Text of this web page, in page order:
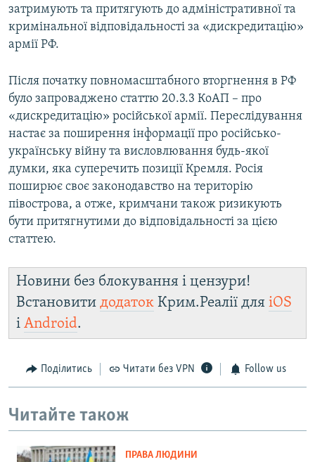
затримують та притягують до адміністративної та
кримінальної відповідальності за «дискредитацію»
армії РФ.
Після початку повномасштабного вторгнення в РФ
було запроваджено статтю 20.3.3 КоАП – про
«дискредитацію» російської армії. Переслідування
настає за поширення інформації про російсько-
українську війну та висловлювання будь-якої
думки, яка суперечить позиції Кремля. Росія
поширює своє законодавство на територію
півострова, а отже, кримчани також ризикують
бути притягнутими до відповідальності за цією
статтею.
Новини без блокування і цензури!
Встановити додаток Крим.Реалії для iOS
і Android.
Поділитись Читати без VPN Follow us
Читайте також
ПРАВА ЛЮДИНИ